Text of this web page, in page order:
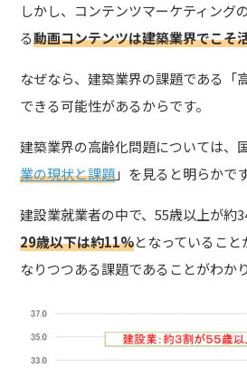
しかし、コンテンツマーケティング
る動画コンテンツは建築業界でこそ
なぜなら、建築業界の課題である「
できる可能性があるからです。
建築業界の高齢化問題については、
業の現状と課題」を見ると明らかです
建設業就業者の中で、55歳以上が約
29歳以下は約11%となっているこ
なりつつある課題であることがわか